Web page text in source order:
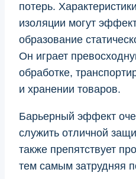
потерь.
изоляции могут
образование
Он играет
обработке,
и хранении товаров.
Барьерный эффект
служить отличной
также препятствует
тем самым затрудняя